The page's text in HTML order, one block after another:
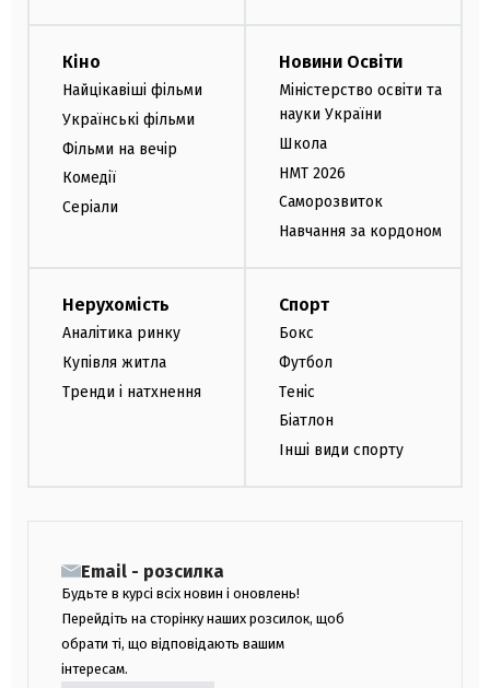
Кіно
Найцікавіші фільми
Українські фільми
Фільми на вечір
Комедії
Серіали
Новини Освіти
Міністерство освіти та
науки України
Школа
НМТ 2026
Саморозвиток
Навчання за кордоном
Нерухомість
Аналітика ринку
Купівля житла
Тренди і натхнення
Спорт
Бокс
Футбол
Теніс
Біатлон
Інші види спорту
Email - розсилка
Будьте в курсі всіх новин і оновлень!
Перейдіть на сторінку наших розсилок, щоб
обрати ті, що відповідають вашим
інтересам.